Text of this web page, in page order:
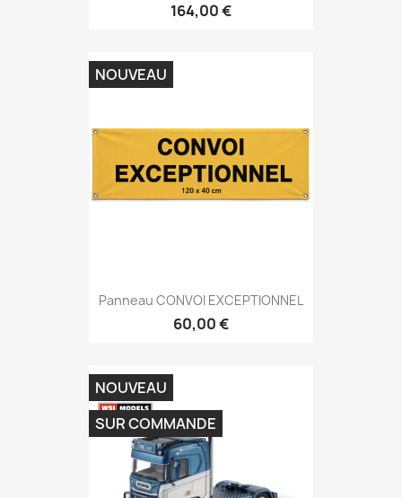
164,00 €
Panneau CONVOI EXCEPTIONNEL
60,00 €
NOUVEAU
NOUVEAU
SUR COMMANDE